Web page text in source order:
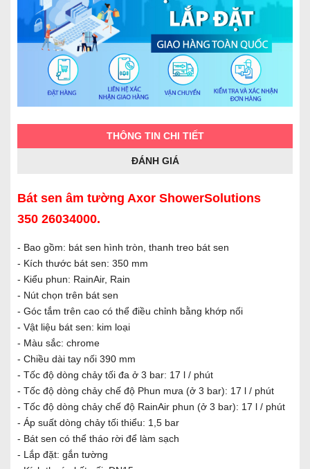
THÔNG TIN CHI TIẾT
ĐÁNH GIÁ
Bát sen âm tường Axor ShowerSolutions
350 26034000.
- Bao gồm: bát sen hình tròn, thanh treo bát sen
- Kích thước bát sen: 350 mm
- Kiểu phun: RainAir, Rain
- Nút chọn trên bát sen
- Góc tắm trên cao có thể điều chỉnh bằng khớp nối
- Vật liệu bát sen: kim loại
- Màu sắc: chrome
- Chiều dài tay nối 390 mm
- Tốc độ dòng chảy tối đa ở 3 bar: 17 l / phút
- Tốc độ dòng chảy chế độ Phun mưa (ở 3 bar): 17 l / phút
- Tốc độ dòng chảy chế độ RainAir phun (ở 3 bar): 17 l / phút
- Áp suất dòng chảy tối thiểu: 1,5 bar
- Bát sen có thể tháo rời để làm sạch
- Lắp đặt: gắn tường